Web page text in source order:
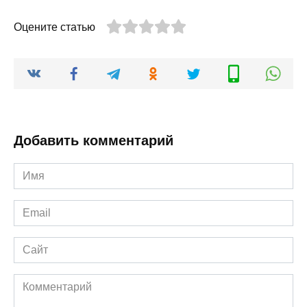
Оцените статью
Добавить комментарий
Имя
*
Email
*
Сайт
Комментарий